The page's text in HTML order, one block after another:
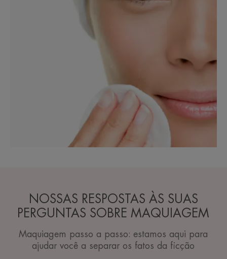
NOSSAS RESPOSTAS ÀS SUAS
PERGUNTAS SOBRE MAQUIAGEM
Maquiagem passo a passo: estamos aqui para
ajudar você a separar os fatos da ficção